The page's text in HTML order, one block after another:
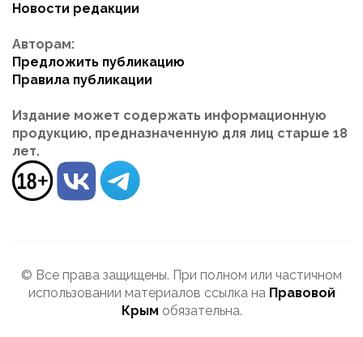
Новости редакции
Авторам:
Предложить публикацию
Правила публикации
Издание может содержать информационную
продукцию, предназначенную для лиц старше 18
лет.
© Все права защищены. При полном или частичном
использовании материалов ссылка на Правовой
Крым обязательна.